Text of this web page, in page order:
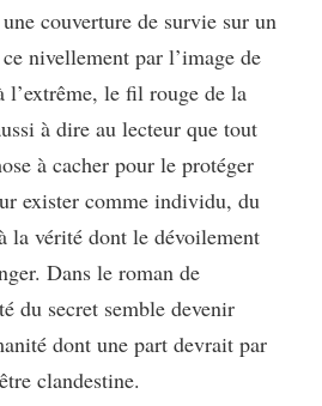
couverture de survie sur un
nivellement par l’image de
l’extrême, le fil rouge de la
à dire au lecteur que tout
à cacher pour le protéger
exister comme individu, du
la vérité dont le dévoilement
Dans le roman de
du secret semble devenir
dont une part devrait par
clandestine.